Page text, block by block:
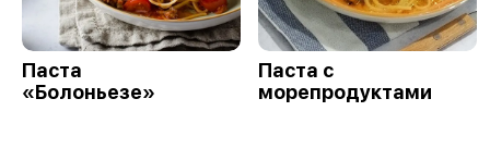
Паста
«Болоньезе»
Паста с
морепродуктами